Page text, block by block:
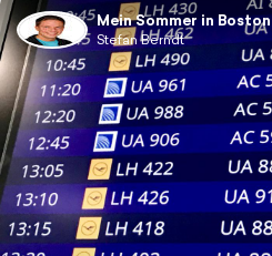
Mein Sommer in Boston
Stefan Berndt